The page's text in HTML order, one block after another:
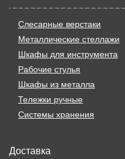
Слесарные верстаки
Металлические стеллажи
Шкафы для инструмента
Рабочие стулья
Шкафы из металла
Тележки ручные
Системы хранения
Доставка